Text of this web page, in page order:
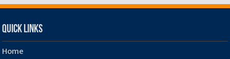
Quick Links
Home